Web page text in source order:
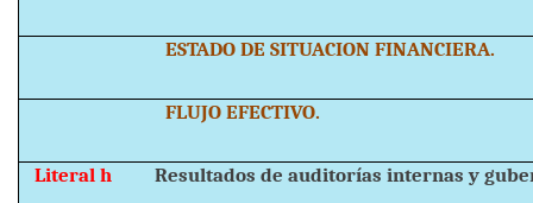
ESTADO DE SITUACION FINANCIERA.
FLUJO EFECTIVO.
Literal h Resultados de auditorías internas y